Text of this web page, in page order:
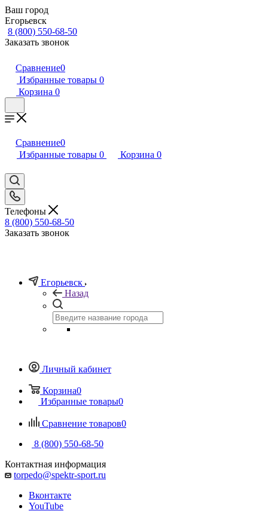
Ваш город
Егорьевск
8 (800) 550-68-50
Заказать звонок
Сравнение0
Избранные товары 0
Корзина 0
Сравнение0
Избранные товары 0 Корзина 0
Телефоны
8 (800) 550-68-50
Заказать звонок
Егорьевск
Назад
Личный кабинет
Корзина0
Избранные товары0
Сравнение товаров0
8 (800) 550-68-50
Контактная информация
torpedo@spektr-sport.ru
Вконтакте
YouTube